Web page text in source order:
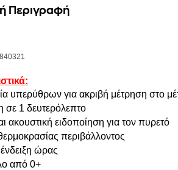
Περιγραφή
υπερύθρων για ακριβή μέτρηση στο
σε 1 δευτερόλεπτο
ακουστική ειδοποίηση για τον πυρετό
περιβάλλοντος
ώρας
από 0+